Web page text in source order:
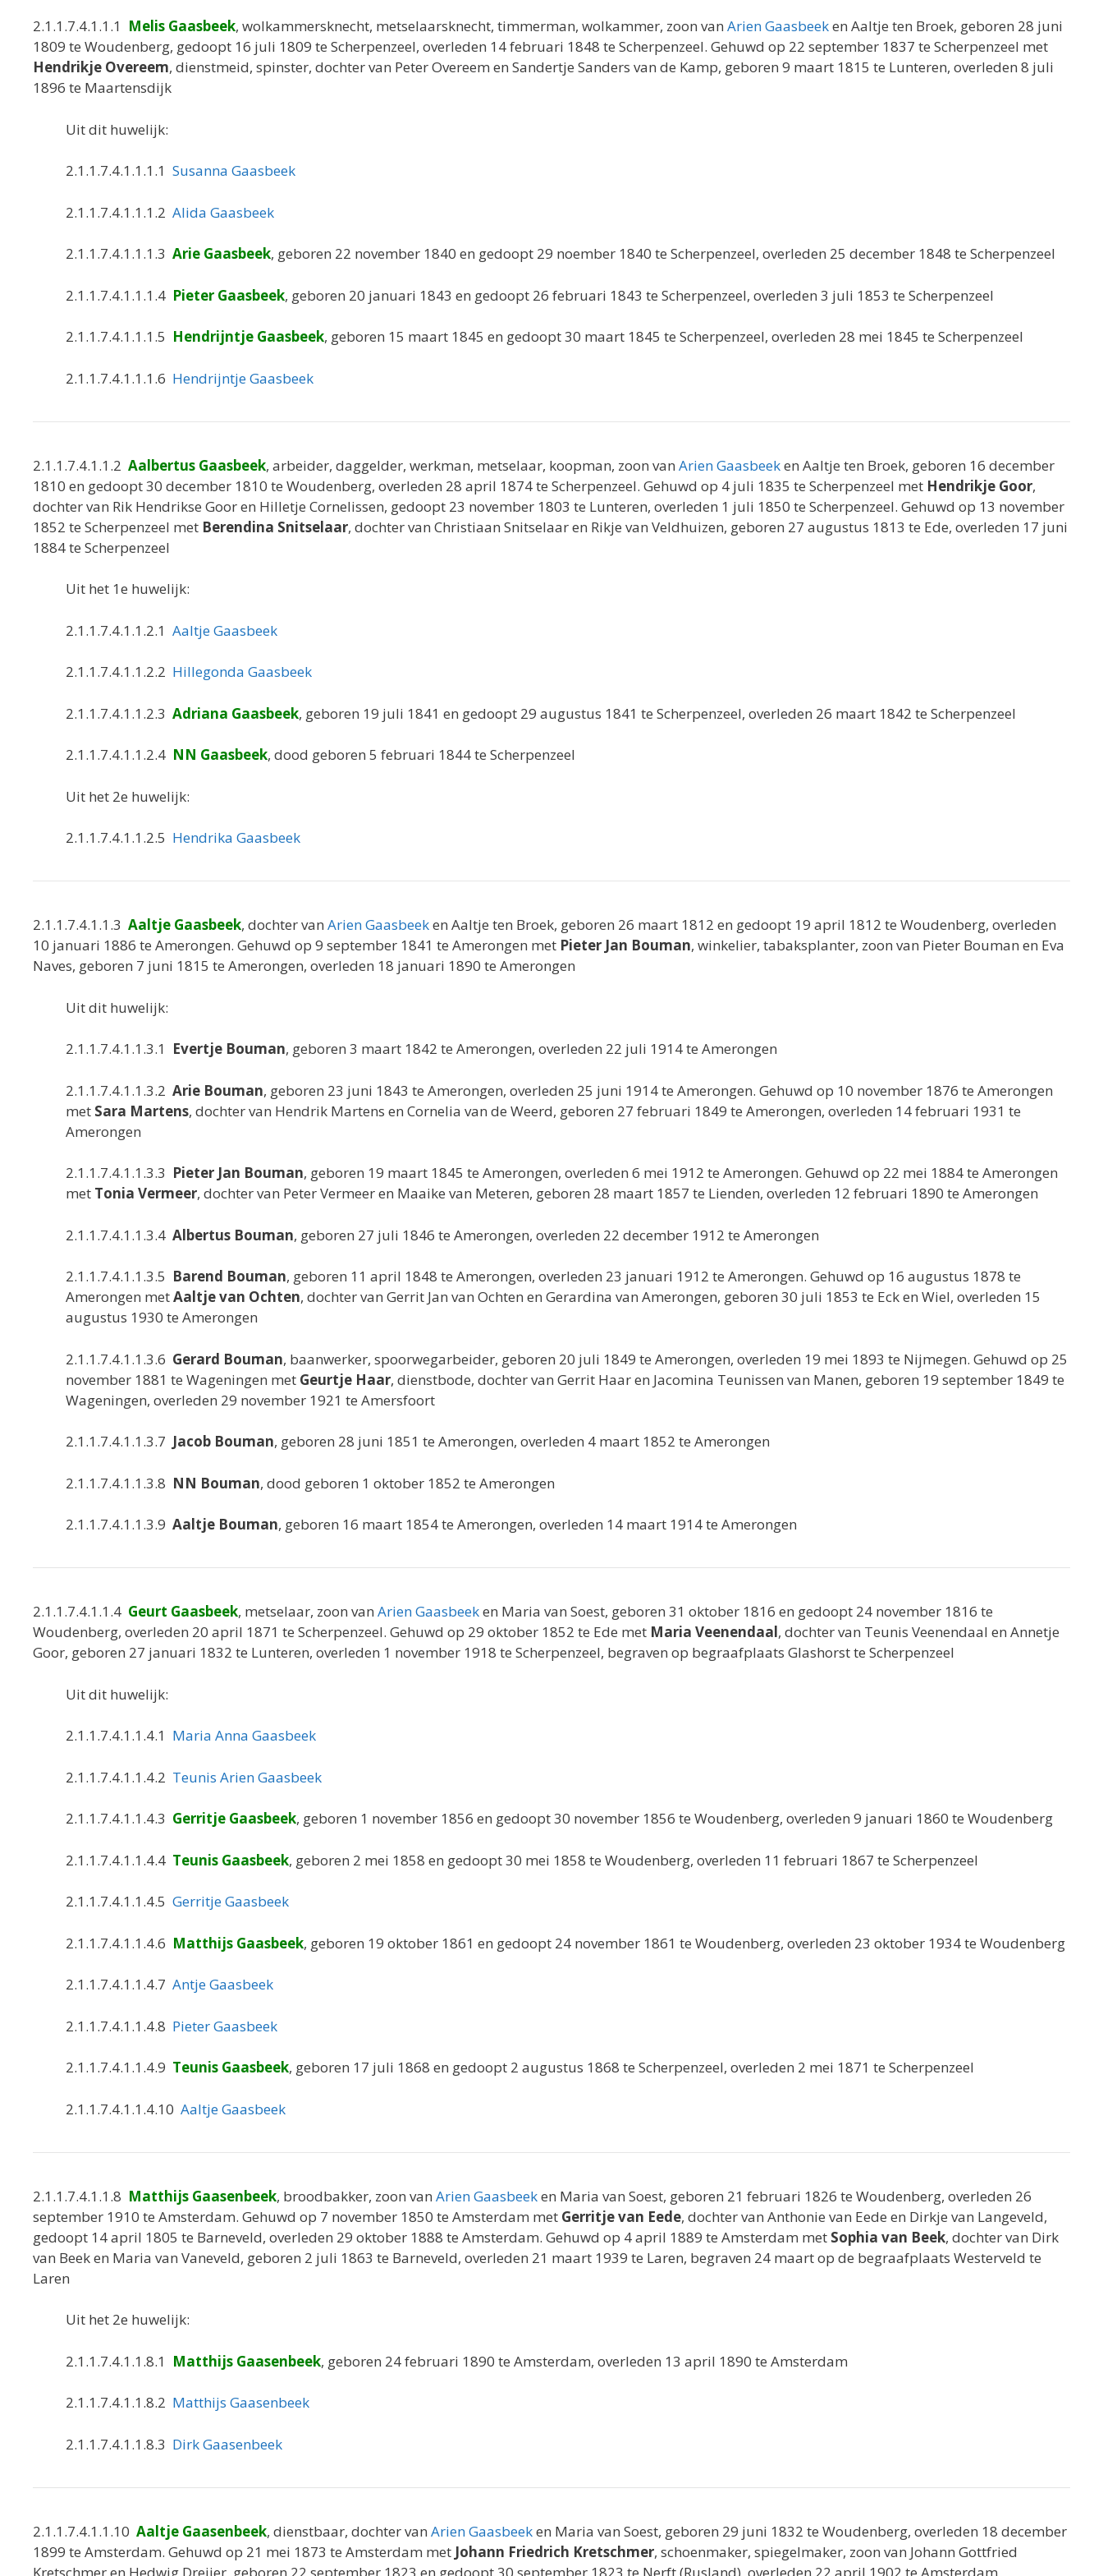
2.1.1.7.4.1.1.1 Melis Gaasbeek, wolkammersknecht, metselaarsknecht, timmerman, wolkammer, zoon van Arien Gaasbeeken Aaltje ten Broek, geboren 28 juni
1809 te Woudenberg, gedoopt 16 juli 1809 te Scherpenzeel, overleden 14 februari 1848 te Scherpenzeel. Gehuwd op 22 september 1837 te Scherpenzeel met
Hendrikje Overeem, dienstmeid, spinster, dochter van Peter Overeem en Sandertje Sanders van de Kamp, geboren 9 maart 1815 te Lunteren, overleden 8 juli
1896 te Maartensdijk
Uit dit huwelijk:
2.1.1.7.4.1.1.1.1 Susanna Gaasbeek
2.1.1.7.4.1.1.1.2 Alida Gaasbeek
2.1.1.7.4.1.1.1.3 Arie Gaasbeek, geboren 22 november 1840 en gedoopt 29 noember 1840 te Scherpenzeel, overleden 25 december 1848 te Scherpenzeel
2.1.1.7.4.1.1.1.4 Pieter Gaasbeek, geboren 20 januari 1843 en gedoopt 26 februari 1843 te Scherpenzeel, overleden 3 juli 1853 te Scherpenzeel
2.1.1.7.4.1.1.1.5 Hendrijntje Gaasbeek, geboren 15 maart 1845 en gedoopt 30 maart 1845 te Scherpenzeel, overleden 28 mei 1845 te Scherpenzeel
2.1.1.7.4.1.1.1.6 Hendrijntje Gaasbeek
2.1.1.7.4.1.1.2 Aalbertus Gaasbeek, arbeider, daggelder, werkman, metselaar, koopman, zoon van Arien Gaasbeeken Aaltje ten Broek, geboren 16 december
1810 en gedoopt 30 december 1810 te Woudenberg, overleden 28 april 1874 te Scherpenzeel. Gehuwd op 4 juli 1835 te Scherpenzeel met Hendrikje Goor,
dochter van Rik Hendrikse Goor en Hilletje Cornelissen, gedoopt 23 november 1803 te Lunteren, overleden 1 juli 1850 te Scherpenzeel. Gehuwd op 13 november
1852 te Scherpenzeel met Berendina Snitselaar, dochter van Christiaan Snitselaar en Rikje van Veldhuizen, geboren 27 augustus 1813 te Ede, overleden 17 juni
1884 te Scherpenzeel
Uit het 1e huwelijk:
2.1.1.7.4.1.1.2.1 Aaltje Gaasbeek
2.1.1.7.4.1.1.2.2 Hillegonda Gaasbeek
2.1.1.7.4.1.1.2.3 Adriana Gaasbeek, geboren 19 juli 1841 en gedoopt 29 augustus 1841 te Scherpenzeel, overleden 26 maart 1842 te Scherpenzeel
2.1.1.7.4.1.1.2.4 NN Gaasbeek, dood geboren 5 februari 1844 te Scherpenzeel
Uit het 2e huwelijk:
2.1.1.7.4.1.1.2.5 Hendrika Gaasbeek
2.1.1.7.4.1.1.3 Aaltje Gaasbeek, dochter van Arien Gaasbeeken Aaltje ten Broek, geboren 26 maart 1812 en gedoopt 19 april 1812 te Woudenberg, overleden
10 januari 1886 te Amerongen. Gehuwd op 9 september 1841 te Amerongen met Pieter Jan Bouman, winkelier, tabaksplanter, zoon van Pieter Bouman en Eva
Naves, geboren 7 juni 1815 te Amerongen, overleden 18 januari 1890 te Amerongen
Uit dit huwelijk:
2.1.1.7.4.1.1.3.1 Evertje Bouman, geboren 3 maart 1842 te Amerongen, overleden 22 juli 1914 te Amerongen
2.1.1.7.4.1.1.3.2 Arie Bouman, geboren 23 juni 1843 te Amerongen, overleden 25 juni 1914 te Amerongen. Gehuwd op 10 november 1876 te Amerongen
met Sara Martens, dochter van Hendrik Martens en Cornelia van de Weerd, geboren 27 februari 1849 te Amerongen, overleden 14 februari 1931 te
Amerongen
2.1.1.7.4.1.1.3.3 Pieter Jan Bouman, geboren 19 maart 1845 te Amerongen, overleden 6 mei 1912 te Amerongen. Gehuwd op 22 mei 1884 te Amerongen
met Tonia Vermeer, dochter van Peter Vermeer en Maaike van Meteren, geboren 28 maart 1857 te Lienden, overleden 12 februari 1890 te Amerongen
2.1.1.7.4.1.1.3.4 Albertus Bouman, geboren 27 juli 1846 te Amerongen, overleden 22 december 1912 te Amerongen
2.1.1.7.4.1.1.3.5 Barend Bouman, geboren 11 april 1848 te Amerongen, overleden 23 januari 1912 te Amerongen. Gehuwd op 16 augustus 1878 te
Amerongen metAaltje van Ochten, dochter van Gerrit Jan van Ochten en Gerardina van Amerongen, geboren 30 juli 1853 te Eck en Wiel, overleden 15
augustus 1930 te Amerongen
2.1.1.7.4.1.1.3.6 Gerard Bouman, baanwerker, spoorwegarbeider, geboren 20 juli 1849 te Amerongen, overleden 19 mei 1893 te Nijmegen. Gehuwd op 25
november 1881 te Wageningen met Geurtje Haar, dienstbode, dochter van Gerrit Haar en Jacomina Teunissen van Manen, geboren 19 september 1849 te
Wageningen, overleden 29 november 1921 te Amersfoort
2.1.1.7.4.1.1.3.7 Jacob Bouman, geboren 28 juni 1851 te Amerongen, overleden 4 maart 1852 te Amerongen
2.1.1.7.4.1.1.3.8 NN Bouman, dood geboren 1 oktober 1852 te Amerongen
2.1.1.7.4.1.1.3.9 Aaltje Bouman, geboren 16 maart 1854 te Amerongen, overleden 14 maart 1914 te Amerongen
2.1.1.7.4.1.1.4 Geurt Gaasbeek, metselaar, zoon van Arien Gaasbeeken Maria van Soest, geboren 31 oktober 1816 en gedoopt 24 november 1816 te
Woudenberg, overleden 20 april 1871 te Scherpenzeel. Gehuwd op 29 oktober 1852 te Ede met Maria Veenendaal, dochter van Teunis Veenendaal en Annetje
Goor, geboren 27 januari 1832 te Lunteren, overleden 1 november 1918 te Scherpenzeel, begraven op begraafplaats Glashorst te Scherpenzeel
Uit dit huwelijk:
2.1.1.7.4.1.1.4.1 Maria Anna Gaasbeek
2.1.1.7.4.1.1.4.2 Teunis Arien Gaasbeek
2.1.1.7.4.1.1.4.3 Gerritje Gaasbeek, geboren 1 november 1856 en gedoopt 30 november 1856 te Woudenberg, overleden 9 januari 1860 te Woudenberg
2.1.1.7.4.1.1.4.4 Teunis Gaasbeek, geboren 2 mei 1858 en gedoopt 30 mei 1858 te Woudenberg, overleden 11 februari 1867 te Scherpenzeel
2.1.1.7.4.1.1.4.5 Gerritje Gaasbeek
2.1.1.7.4.1.1.4.6 Matthijs Gaasbeek, geboren 19 oktober 1861 en gedoopt 24 november 1861 te Woudenberg, overleden 23 oktober 1934 te Woudenberg
2.1.1.7.4.1.1.4.7 Antje Gaasbeek
2.1.1.7.4.1.1.4.8 Pieter Gaasbeek
2.1.1.7.4.1.1.4.9 Teunis Gaasbeek, geboren 17 juli 1868 en gedoopt 2 augustus 1868 te Scherpenzeel, overleden 2 mei 1871 te Scherpenzeel
2.1.1.7.4.1.1.4.10 Aaltje Gaasbeek
2.1.1.7.4.1.1.8 Matthijs Gaasenbeek, broodbakker, zoon van Arien Gaasbeeken Maria van Soest, geboren 21 februari 1826 te Woudenberg, overleden 26
september 1910 te Amsterdam. Gehuwd op 7 november 1850 te Amsterdam met Gerritje van Eede, dochter van Anthonie van Eede en Dirkje van Langeveld,
gedoopt 14 april 1805 te Barneveld, overleden 29 oktober 1888 te Amsterdam. Gehuwd op 4 april 1889 te Amsterdam met Sophia van Beek, dochter van Dirk
van Beek en Maria van Vaneveld, geboren 2 juli 1863 te Barneveld, overleden 21 maart 1939 te Laren, begraven 24 maart op de begraafplaats Westerveld te
Laren
Uit het 2e huwelijk:
2.1.1.7.4.1.1.8.1 Matthijs Gaasenbeek, geboren 24 februari 1890 te Amsterdam, overleden 13 april 1890 te Amsterdam
2.1.1.7.4.1.1.8.2 Matthijs Gaasenbeek
2.1.1.7.4.1.1.8.3 Dirk Gaasenbeek
2.1.1.7.4.1.1.10 Aaltje Gaasenbeek, dienstbaar, dochter van Arien Gaasbeeken Maria van Soest, geboren 29 juni 1832 te Woudenberg, overleden 18 december
1899 te Amsterdam. Gehuwd op 21 mei 1873 te Amsterdam met Johann Friedrich Kretschmer, schoenmaker, spiegelmaker, zoon van Johann Gottfried
Kretschmer en Hedwig Dreijer, geboren 22 september 1823 en gedoopt 30 september 1823 te Nerft (Rusland), overleden 22 april 1902 te Amsterdam